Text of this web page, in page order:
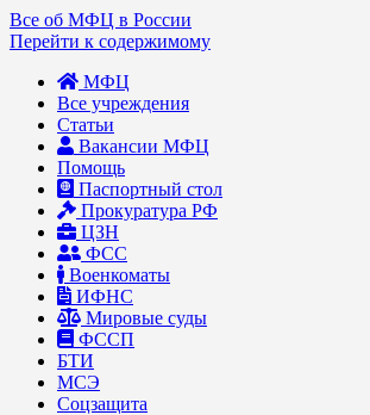
Все об МФЦ в России
Перейти к содержимому
МФЦ
Все учреждения
Статьи
Вакансии МФЦ
Помощь
Паспортный стол
Прокуратура РФ
ЦЗН
ФСС
Военкоматы
ИФНС
Мировые суды
ФССП
БТИ
МСЭ
Соцзащита